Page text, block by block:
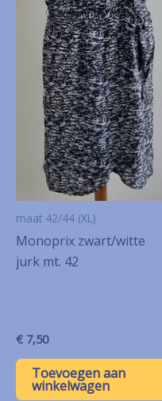
maat 42/44 (XL)
Monoprix zwart/witte
jurk mt. 42
€ 7,50
Toevoegen aan
winkelwagen